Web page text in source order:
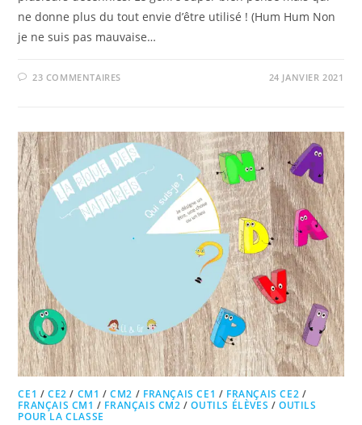
ne donne plus du tout envie d’être utilisé ! (Hum Hum Non
je ne suis pas mauvaise…
23 COMMENTAIRES 24 JANVIER 2021
CE1 /CE2 / CM1 /CM2 / FRANÇAIS CE1 / FRANÇAIS CE2 /
FRANÇAIS CM1 / FRANÇAIS CM2 /OUTILS ÉLÈVES /OUTILS
POUR LA CLASSE